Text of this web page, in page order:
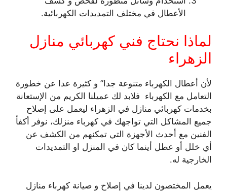
الأعطال في مختلف التمديدات الكهربائية.
لماذا نحتاج فني كهربائي منازل
الزهراء
لأن أعطال الكهرباء متنوعة جدا” و كثيرة عدا عن خطورة
التعامل مع الكهرباء فلابد لك عميلنا الكريم من الإستعانة
بخدمات كهربائي منازل في الزهراء ليعمل على إصلاح
جميع المشاكل التي تواجهك في كهرباء منزلك، نوفر أكفأ
الفنين مع أحدث الأجهزة التي تمكنهم من الكشف عن
أي خلل أو عطل أينما كان في المنزل او التمديدات
الخارجية له.
يعمل المختصون لدينا في إصلاح و صيانة كهرباء منازل